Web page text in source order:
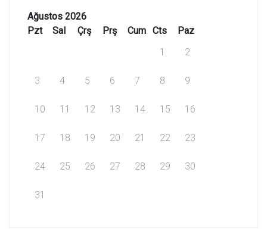
Ağustos 2026
Pzt
Sal Çrş Prş Cum Cts
Paz
1
2
3 4 5 6 7 8 9
10 11 12 13 14 15 16
17 18 19 20 21 22 23
24 25 26 27 28 29 30
31